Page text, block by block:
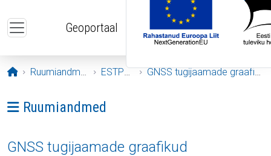
Geoportaal
Avaleht
Ruumiandmed ESTPOS GNSS tugijaamade graafikud
Ava menüü: Ruumiandmed
Ruumiandmed
GNSS tugijaamade graafikud